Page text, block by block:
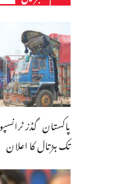
پاکستان گڈز
تک ہڑتال کا اعلان